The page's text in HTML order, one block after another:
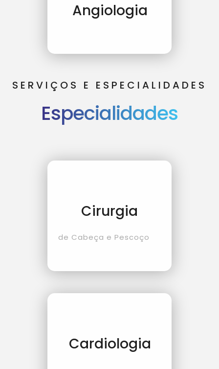
Angiologia
SERVIÇOS E ESPECIALIDADES
Especialidades
Cirurgia
de Cabeça e Pescoço
Cardiologia